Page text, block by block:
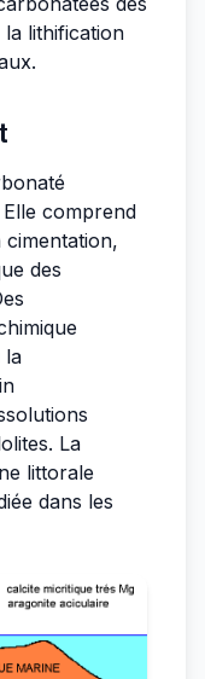
la lithification
comprend
cimentation,
des
la
La
littorale
dans les